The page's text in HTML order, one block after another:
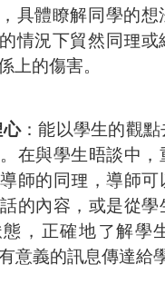
具體瞭解同學的想
情況下貿然同理或
上的傷害。
心：能以學生的觀
在與學生晤談中，
師的同理，導師可
的內容，或是從
，正確地了解學
意義的訊息傳達給